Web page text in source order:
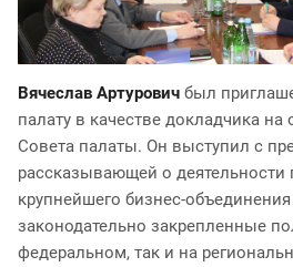
Вячеслав Артурович был
палату в качестве докладчика на
Совета палаты. Он выступил с
рассказывающей о деятельности
крупнейшего бизнес-
законодательно закрепленные
федеральном, так и на